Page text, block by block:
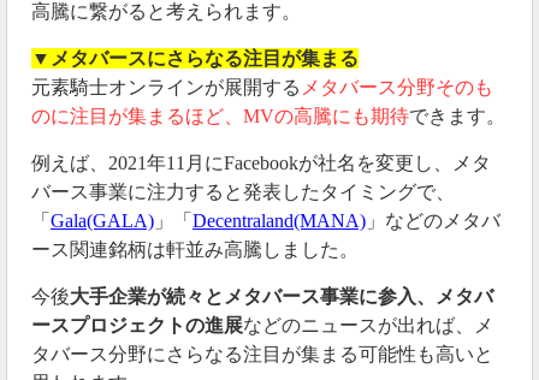
高騰に繋がると考えられます。
▼メタバースにさらなる注目が集まる
元素騎士オンラインが展開する メタバース分野そのも
のに注目が集まるほど、MVの高騰にも期待できます。
例えば、2021年11月にFacebookが社名を変更し、メタ
バース事業に注力すると発表したタイミングで、
「 Gala(GALA) 」「 Decentraland(MANA) 」などのメタバ
ース関連銘柄は軒並み高騰しました。
今後大手企業が続々とメタバース事業に参入、メタバ
ースプロジェクトの進展などのニュースが出れば、メ
タバース分野にさらなる注目が集まる可能性も高いと